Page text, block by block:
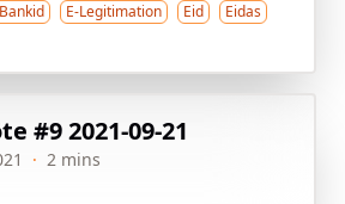
Bankid E-Legitimation Eid Eidas
#9 2021-09-21
· 2 mins